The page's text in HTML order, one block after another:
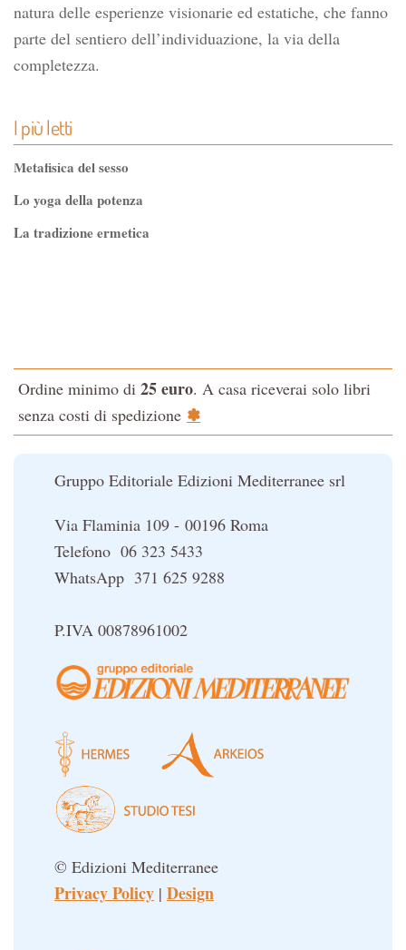
natura delle esperienze visionarie ed estatiche, che fanno
parte del sentiero dell’individuazione, la via della
completezza.
I più letti
Metafisica del sesso
Lo yoga della potenza
La tradizione ermetica
La Cabala
Il potere del serpente
Ordine minimo di 25 euro. A casa riceverai solo libri
senza costi di spedizione ✽
Gruppo Editoriale Edizioni Mediterranee srl
Via Flaminia 109 - 00196 Roma
Telefono 06 323 5433
WhatsApp 371 625 9288
P.IVA 00878961002
© Edizioni Mediterranee
Privacy Policy | Design